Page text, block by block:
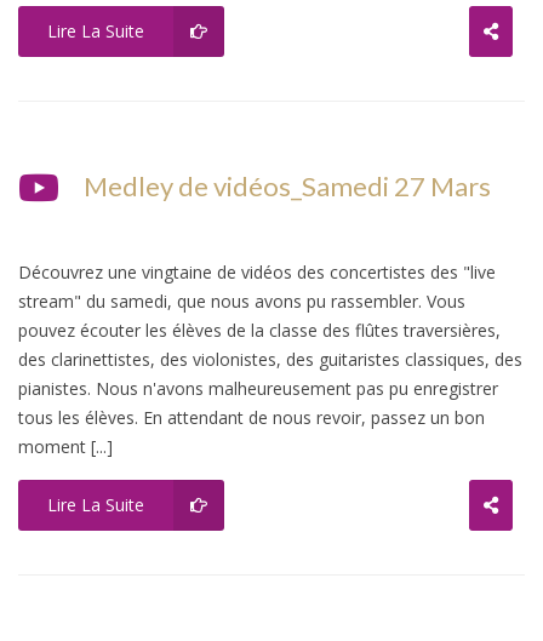
Lire La Suite
Medley de vidéos_Samedi 27 Mars
Découvrez une vingtaine de vidéos des concertistes des "live
stream" du samedi, que nous avons pu rassembler. Vous
pouvez écouter les élèves de la classe des flûtes traversières,
des clarinettistes, des violonistes, des guitaristes classiques, des
pianistes. Nous n'avons malheureusement pas pu enregistrer
tous les élèves. En attendant de nous revoir, passez un bon
moment [...]
Lire La Suite